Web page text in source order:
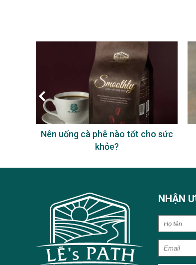
Nên uống cà phê nào tốt cho sức
khỏe?
NHẬN